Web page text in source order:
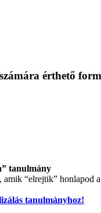
érthető
tanulmány
“elrejtik” honlapod
tanulmányhoz!